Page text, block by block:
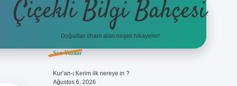
Çiçekli Bilgi Bahçesi
Doğadan ilham alan neşeli hikayeler!
Sidebar
Son Yazılar
Kur’an-ı Kerim ilk nereye in ?
Ağustos 6, 2026